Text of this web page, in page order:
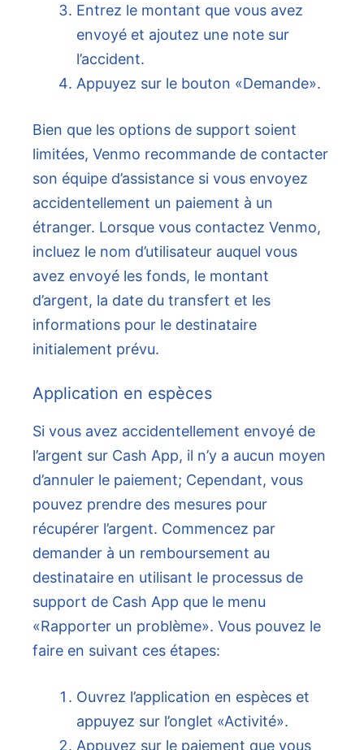
Entrez le montant que vous avez
envoyé et ajoutez une note sur
l’accident.
Appuyez sur le bouton «Demande».
Bien que les options de support soient
limitées, Venmo recommande de contacter
son équipe d’assistance si vous envoyez
accidentellement un paiement à un
étranger. Lorsque vous contactez Venmo,
incluez le nom d’utilisateur auquel vous
avez envoyé les fonds, le montant
d’argent, la date du transfert et les
informations pour le destinataire
initialement prévu.
Application en espèces
Si vous avez accidentellement envoyé de
l’argent sur Cash App, il n’y a aucun moyen
d’annuler le paiement; Cependant, vous
pouvez prendre des mesures pour
récupérer l’argent. Commencez par
demander à un remboursement au
destinataire en utilisant le processus de
support de Cash App que le menu
«Rapporter un problème». Vous pouvez le
faire en suivant ces étapes:
Ouvrez l’application en espèces et
appuyez sur l’onglet «Activité».
Appuyez sur le paiement que vous